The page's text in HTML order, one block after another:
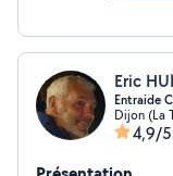
Eric
Entraide
Dijon (La
4,9/5